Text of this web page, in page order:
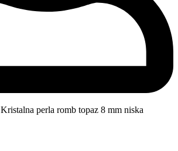
Kristalna perla romb topaz 8 mm niska